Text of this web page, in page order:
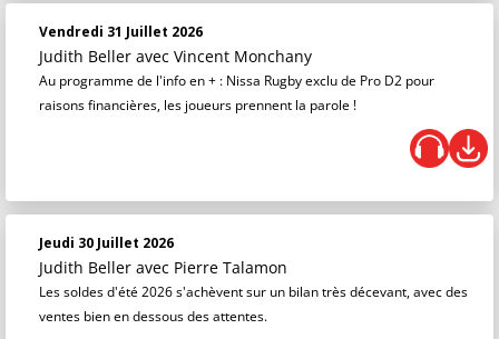
Vendredi 31 Juillet 2026
Judith Beller avec Vincent Monchany
Au programme de l'info en + : Nissa Rugby exclu de Pro D2 pour
raisons financières, les joueurs prennent la parole !
Jeudi 30 Juillet 2026
Judith Beller avec Pierre Talamon
Les soldes d'été 2026 s'achèvent sur un bilan très décevant, avec des
ventes bien en dessous des attentes.